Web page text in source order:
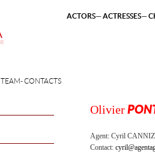
TEAM CONTACTS
ACTORS ACTRESSES
Olivier
Agent: Cyril
Contact: